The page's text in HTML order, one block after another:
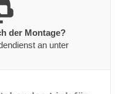
der Montage?
an unter